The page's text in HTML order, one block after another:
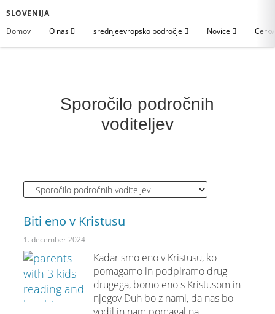
SLOVENIJA
Domov
O nas srednjeevropsko področje Novice
Sporočilo področnih
voditeljev
Biti eno v Kristusu
1. december 2024
Kadar smo eno v Kristusu, ko
pomagamo in podpiramo drug
drugega, bomo eno s Kristusom in
njegov Duh bo z nami, da nas bo